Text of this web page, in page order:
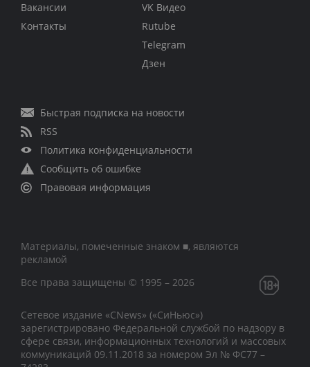
Вакансии
Контакты
VK Видео
Rutube
Telegram
Дзен
Быстрая подписка на новости
RSS
Политика конфиденциальности
Сообщить об ошибке
Правовая информация
Материалы, помеченные знаком ■, являются
рекламой
Все права защищены © 1995 – 2026
Сетевое издание «CNews» («СиНьюс»)
зарегистрировано Федеральной службой по надзору в
сфере связи, информационных технологий и массовых
коммуникаций 09.11.2018 за номером Эл № ФС77 –